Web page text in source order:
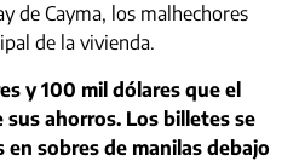
de Cayma, los malhechores
de la vivienda.
y 100 mil dólares que el
ahorros. Los billetes se
sobres de manilas debajo